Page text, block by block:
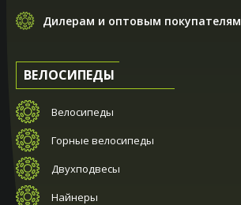
Дилерам и оптовым покупателям
ВЕЛОСИПЕДЫ
Велосипеды
Горные велосипеды
Двухподвесы
Найнеры